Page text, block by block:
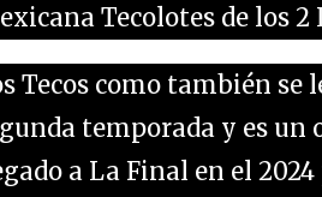
Tecolotes de los 2
Tecos como también se
temporada y es un
a La Final en el